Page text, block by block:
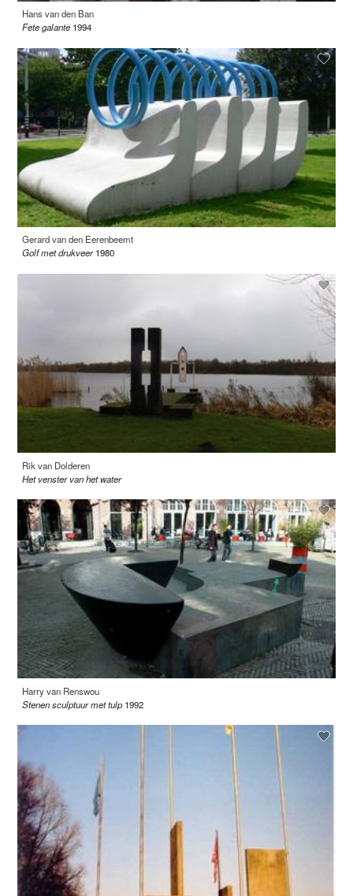
Hans van den Ban
Fete galante 1994
Gerard van den Eerenbeemt
Golf met drukveer 1980
Rik van Dolderen
Het venster van het water
Harry van Renswou
Stenen sculptuur met tulp 1992